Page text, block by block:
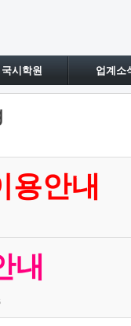
국시학원 업계소
용안내
내